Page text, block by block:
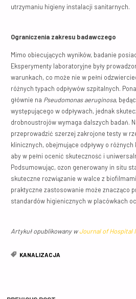
utrzymaniu higieny instalacji sanitarnych.
Ograniczenia zakresu badawczego
Mimo obiecujących wyników, badanie
Eksperymenty laboratoryjne były
warunkach, co może nie w pełni
różnych typach odpływów szpitalnych.
głównie na Pseudomonas aeruginosa,
występującego w odpływach, jednak
drobnoustrojów wymaga dalszych badań.
przeprowadzić szerzej zakrojone testy w
klinicznych, obejmujące odpływy o
aby w pełni ocenić skuteczność i
Podsumowując, ozon generowany in situ
skuteczne rozwiązanie w walce z
praktyczne zastosowanie może znacząco
standardów higienicznych w placówkach
Artykuł opublikowany wJournal of Hospital
KANALIZACJA